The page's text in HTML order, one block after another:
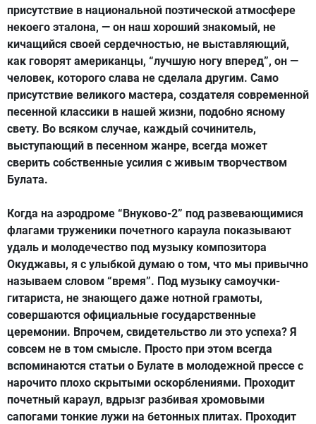
присутствие в национальной поэтической атмосфере
некоего эталона, — он наш хороший знакомый, не
кичащийся своей сердечностью, не выставляющий,
как говорят американцы, “лучшую ногу вперед”, он —
человек, которого слава не сделала другим. Само
присутствие великого мастера, создателя современной
песенной классики в нашей жизни, подобно ясному
свету. Во всяком случае, каждый сочинитель,
выступающий в песенном жанре, всегда может
сверить собственные усилия с живым творчеством
Булата.
Когда на аэродроме “Внуково-2” под развевающимися
флагами труженики почетного караула показывают
удаль и молодечество под музыку композитора
Окуджавы, я с улыбкой думаю о том, что мы привычно
называем словом “время”. Под музыку самоучки-
гитариста, не знающего даже нотной грамоты,
совершаются официальные государственные
церемонии. Впрочем, свидетельство ли это успеха? Я
совсем не в том смысле. Просто при этом всегда
вспоминаются статьи о Булате в молодежной прессе с
нарочито плохо скрытыми оскорблениями. Проходит
почетный караул, вдрызг разбивая хромовыми
сапогами тонкие лужи на бетонных плитах. Проходит